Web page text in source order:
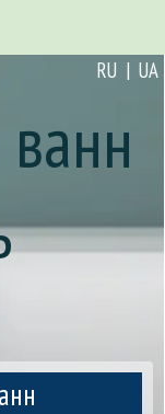
RU | UA